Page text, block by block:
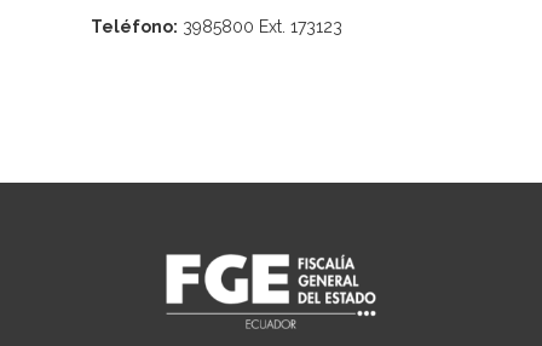
Teléfono: 3985800 Ext. 173123